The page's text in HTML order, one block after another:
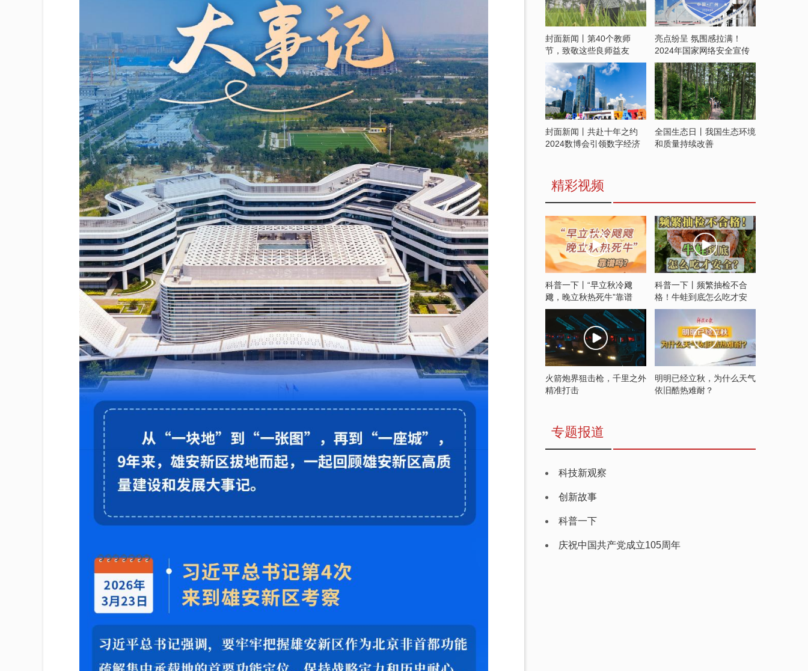
封面新闻丨第40个教师
节，致敬这些良师益友
亮点纷呈 氛围感拉满！
2024年国家网络安全宣传
周开启
封面新闻丨共赴十年之约
2024数博会引领数字经济
全国生态日丨我国生态环境
和质量持续改善
精彩视频
科普一下丨“早立秋冷飕
飕，晚立秋热死牛”靠谱
吗？
科普一下丨频繁抽检不合
格！牛蛙到底怎么吃才安
全？
火箭炮界狙击枪，千里之外
精准打击
明明已经立秋，为什么天气
依旧酷热难耐？
专题报道
科技新观察
创新故事
科普一下
庆祝中国共产党成立105周年